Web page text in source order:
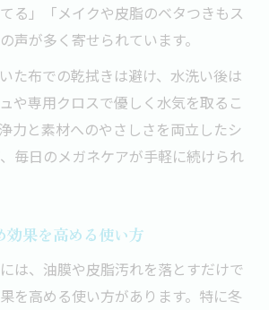
る」「メイクや皮脂のベタつきもス
声が多く寄せられています。
た布での乾拭きは避け、水洗い後は
や専用クロスで優しく水気を取るこ
力と素材へのやさしさを両立したシ
毎日のメガネケアが手軽に続けられ
効果を高める使い方
は、油膜や皮脂汚れを落とすだけで
を高める使い方があります。特に冬